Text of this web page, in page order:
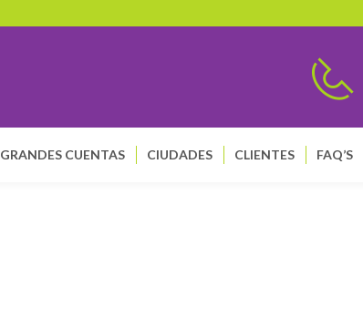
GRANDES CUENTAS CIUDADES CLIENTES FAQ’S